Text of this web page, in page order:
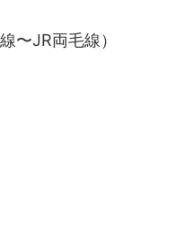
〜JR両毛線）